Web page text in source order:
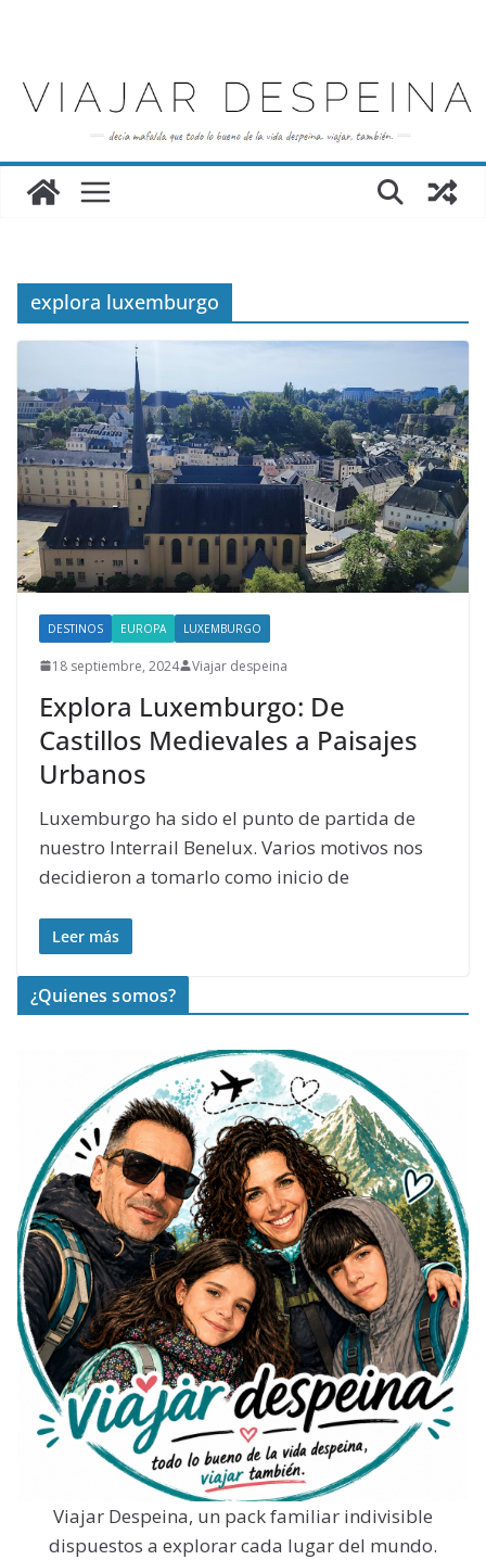
explora luxemburgo
DESTINOS EUROPA LUXEMBURGO
18 septiembre, 2024 Viajar despeina
Explora Luxemburgo: De
Castillos Medievales a Paisajes
Urbanos
Luxemburgo ha sido el punto de partida de
nuestro Interrail Benelux. Varios motivos nos
decidieron a tomarlo como inicio de
Leer más
¿Quienes somos?
Viajar Despeina, un pack familiar indivisible
dispuestos a explorar cada lugar del mundo.